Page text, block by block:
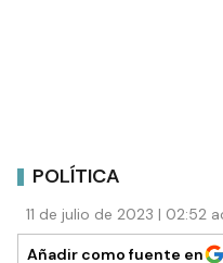
POLÍTICA
11 de julio de 2023 | 02:52
Añadir como fuente en